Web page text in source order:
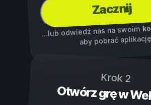
Zacznij
...lub odwiedź nas na swoim
aby pobrać aplikację
Krok 2
Otwórz grę w